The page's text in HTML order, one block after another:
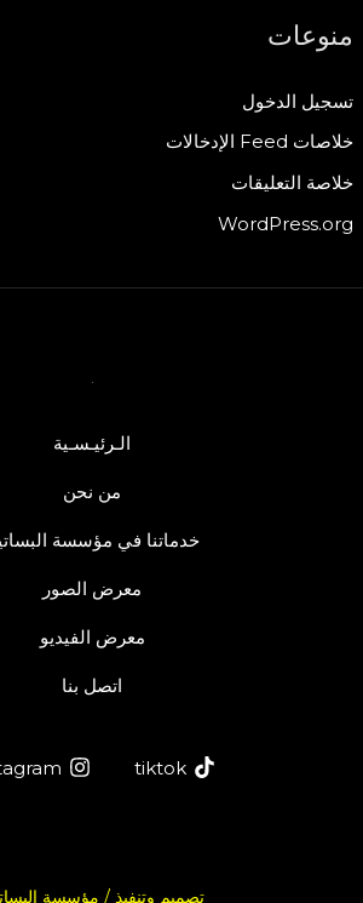
منوعات
تسجيل الدخول
خلاصات Feed الإدخالات
خلاصة التعليقات
WordPress.org
الـرئيـسـية
من نحن
خدماتنا في مؤسسة
معرض الصور
معرض الفيديو
اتصل بنا
tiktok
تصميم وتنفيذ / مؤسسة